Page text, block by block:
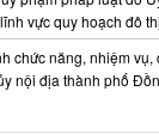
vực quy hoạch đô
chức năng, nhiệm vụ,
nội địa thành phố